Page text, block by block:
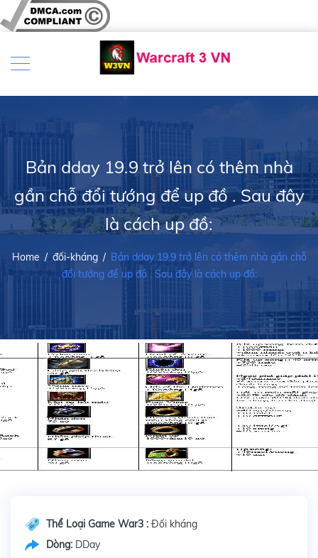
Bản dday 19.9 trở lên có thêm nhà
gần chỗ đổi tướng để up đồ . Sau đây
là cách up đồ:
Home / đối-kháng / Bản dday 19.9 trở lên có thêm nhà gần chỗ
đổi tướng để up đồ . Sau đây là cách up đồ:
Thể Loại Game War3 : Đối kháng
Dòng: DDay